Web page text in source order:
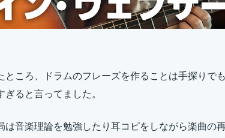
ところ、ドラムのフレーズを作ることは手探りで
ると言ってました。
は音楽理論を勉強したり耳コピをしながら楽曲の